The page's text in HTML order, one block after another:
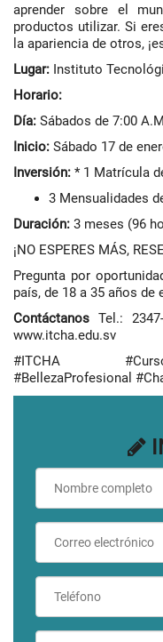
aprender sobre el
productos utilizar. Si
la apariencia de otros,
Lugar: Instituto
Horario:
Día: Sábados de 7:00
Inicio: Sábado 17 de
Inversión: * 1 Matrícula
3 Mensualidades
Duración: 3 meses (96
¡NO ESPERES MÁS,
Pregunta por
país, de 18 a 35 años de
Contáctanos Tel.:
www.itcha.edu.sv
#ITCHA
#BellezaProfesional